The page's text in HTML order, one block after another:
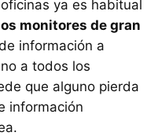
ya es habitual
monitores de gran
información a
a todos los
que alguno pierda
información